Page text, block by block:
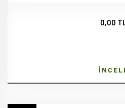
0,00